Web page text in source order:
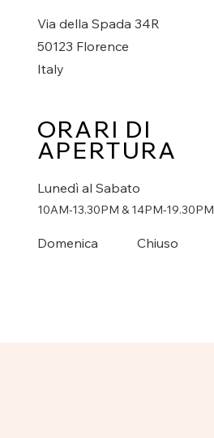
Via della Spada 34R
50123 Florence
Italy
ORARI DI
APERTURA
Lunedì al Sabato
10AM-13.30PM & 14PM-19.30PM
Domenica Chiuso